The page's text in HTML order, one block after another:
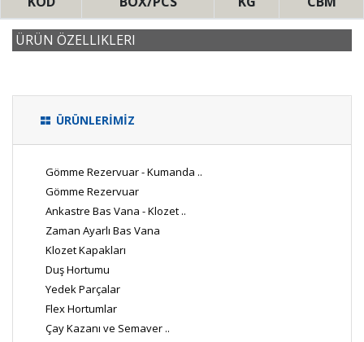
ÜRÜN ÖZELLIKLERI
ÜRÜNLERİMİZ
Gömme Rezervuar - Kumanda ..
Gömme Rezervuar
Ankastre Bas Vana - Klozet ..
Zaman Ayarlı Bas Vana
Klozet Kapakları
Duş Hortumu
Yedek Parçalar
Flex Hortumlar
Çay Kazanı ve Semaver ..